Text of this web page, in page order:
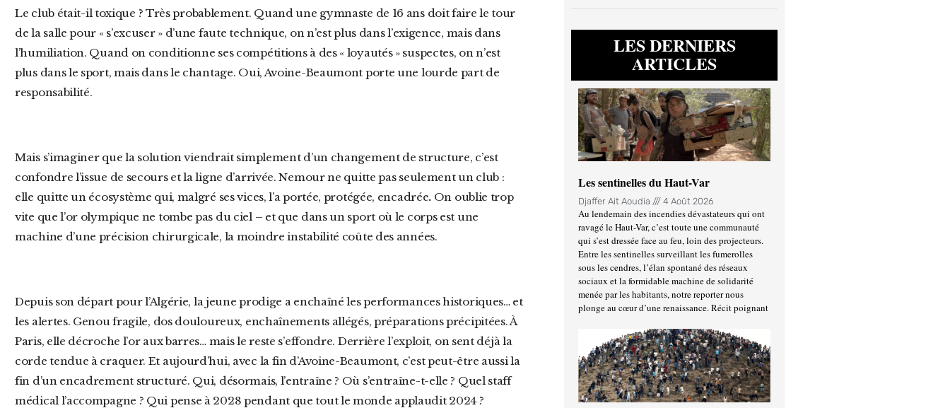
Le club était-il toxique ? Très probablement. Quand une gymnaste de 16 ans doit faire le tour
de la salle pour « s’excuser » d’une faute technique, on n’est plus dans l’exigence, mais dans
l’humiliation. Quand on conditionne ses compétitions à des « loyautés » suspectes, on n’est
plus dans le sport, mais dans le chantage. Oui, Avoine-Beaumont porte une lourde part de
responsabilité.
Mais s’imaginer que la solution viendrait simplement d’un changement de structure, c’est
confondre l’issue de secours et la ligne d’arrivée. Nemour ne quitte pas seulement un club :
elle quitte un écosystème qui, malgré ses vices, l’a portée, protégée, encadrée. On oublie trop
vite que l’or olympique ne tombe pas du ciel – et que dans un sport où le corps est une
machine d’une précision chirurgicale, la moindre instabilité coûte des années.
Depuis son départ pour l’Algérie, la jeune prodige a enchaîné les performances historiques… et
les alertes. Genou fragile, dos douloureux, enchaînements allégés, préparations précipitées. À
Paris, elle décroche l’or aux barres… mais le reste s’effondre. Derrière l’exploit, on sent déjà la
corde tendue à craquer. Et aujourd’hui, avec la fin d’Avoine-Beaumont, c’est peut-être aussi la
fin d’un encadrement structuré. Qui, désormais, l’entraîne ? Où s’entraîne-t-elle ? Quel staff
médical l’accompagne ? Qui pense à 2028 pendant que tout le monde applaudit 2024 ?
LES DERNIERS
ARTICLES
Les sentinelles du Haut-Var
Djaffer Ait Aoudia 4 Août 2026
Au lendemain des incendies dévastateurs qui ont
ravagé le Haut-Var, c’est toute une communauté
qui s’est dressée face au feu, loin des projecteurs.
Entre les sentinelles surveillant les fumerolles
sous les cendres, l’élan spontané des réseaux
sociaux et la formidable machine de solidarité
menée par les habitants, notre reporter nous
plonge au cœur d’une renaissance. Récit poignant